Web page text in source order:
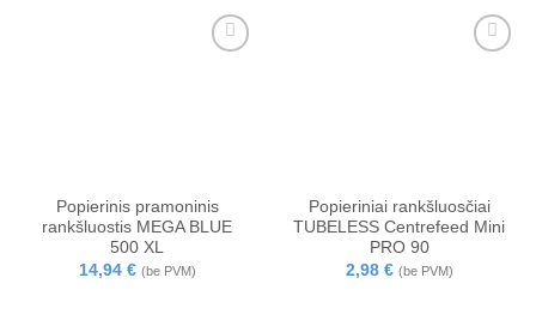
Popierinis pramoninis
rankšluostis MEGA BLUE
500 XL
14,94 € (be PVM)
Popieriniai rankšluosčiai
TUBELESS Centrefeed Mini
PRO 90
2,98 € (be PVM)